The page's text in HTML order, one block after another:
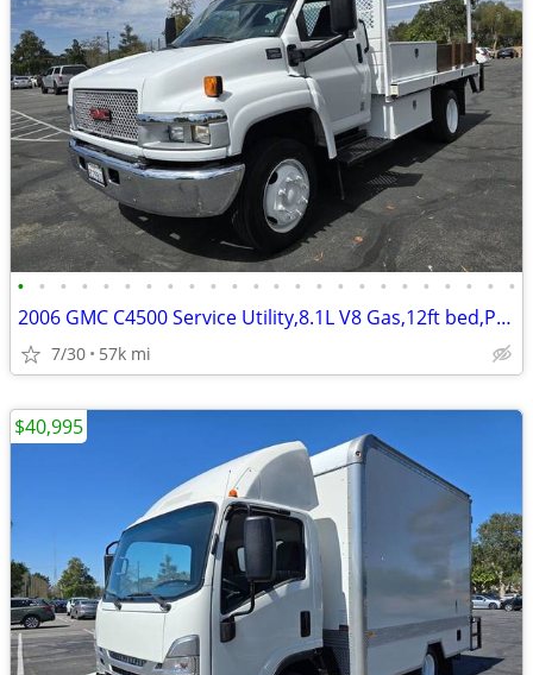
• • • • • • • • • • • • • • • • • • • • • • • •
2006 GMC C4500 Service Utility,8.1L V8 Gas,12ft bed,Power lift gate!
7/30 57k mi
$40,995